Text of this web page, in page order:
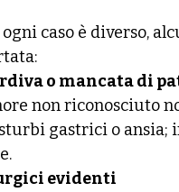
caso è diverso,
o mancata di
non riconosciuto
gastrici o ansia;
evidenti